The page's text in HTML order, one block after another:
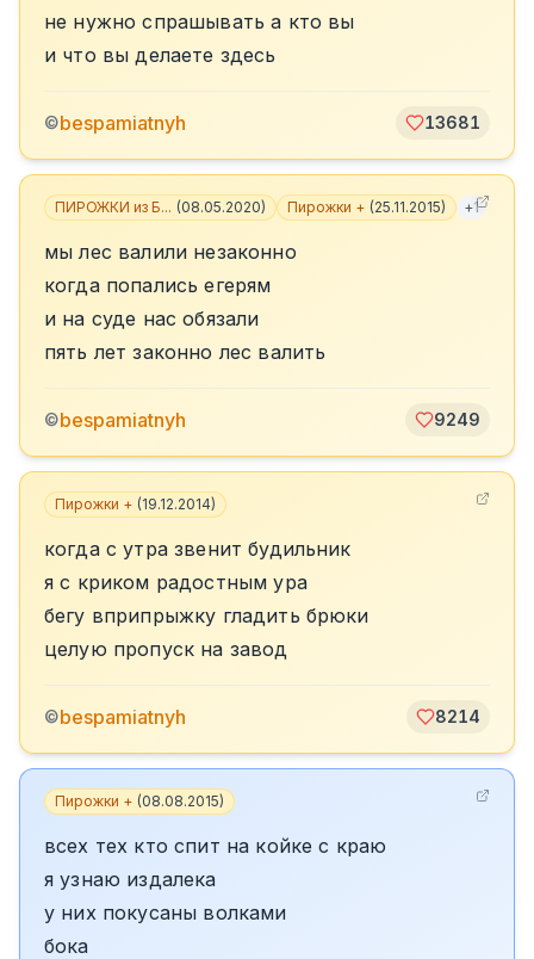
не нужно спрашывать а кто вы
и что вы делаете здесь
©bespamiatnyh 13681
ПИРОЖКИ из Б... (08.05.2020) Пирожки + (25.11.2015) +1
мы лес валили незаконно
когда попались егерям
и на суде нас обязали
пять лет законно лес валить
©bespamiatnyh 9249
Пирожки + (19.12.2014)
когда с утра звенит будильник
я с криком радостным ура
бегу вприпрыжку гладить брюки
целую пропуск на завод
©bespamiatnyh 8214
Пирожки + (08.08.2015)
всех тех кто спит на койке с краю
я узнаю издалека
у них покусаны волками
бока